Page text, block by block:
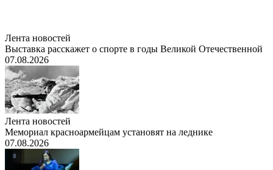
Лента новостей
Выставка расскажет о спорте в годы Великой Отечественной
07.08.2026
Лента новостей
Мемориал красноармейцам установят на леднике
07.08.2026